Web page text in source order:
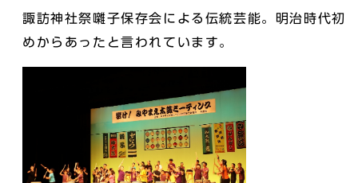
諏訪神社祭囃子保存会による伝統芸能。明治時代初
めからあったと言われています。